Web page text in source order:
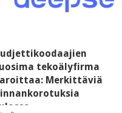
tekoälyfirma
Merkittäviä